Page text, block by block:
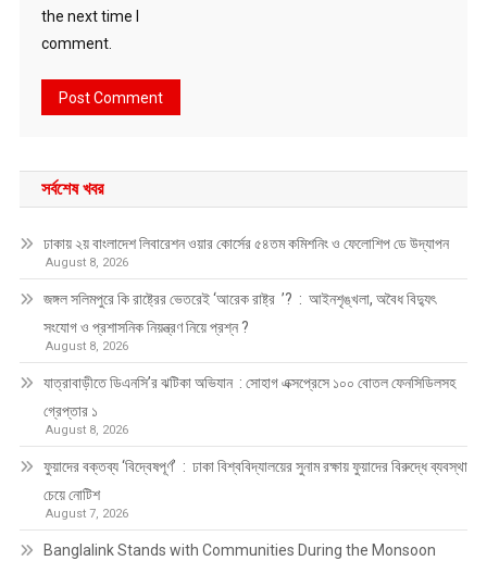
the next time I
comment.
সর্বশেষ খবর
ঢাকায় ২য় বাংলাদেশ লিবারেশন ওয়ার কোর্সের ৫৪তম কমিশনিং ও ফেলোশিপ ডে উদ্‌যাপন
August 8, 2026
জঙ্গল সলিমপুরে কি রাষ্ট্রের ভেতরেই ‘আরেক রাষ্ট্র ’? : আইনশৃঙ্খলা, অবৈধ বিদ্যুৎ
সংযোগ ও প্রশাসনিক নিয়ন্ত্রণ নিয়ে প্রশ্ন ?
August 8, 2026
যাত্রাবাড়ীতে ডিএনসি’র ঝটিকা অভিযান : সোহাগ এক্সপ্রেসে ১০০ বোতল ফেনসিডিলসহ
গ্রেপ্তার ১
August 8, 2026
ফুয়াদের বক্তব্য ‘বিদ্বেষপূর্ণ’ : ঢাকা বিশ্ববিদ্যালয়ের সুনাম রক্ষায় ফুয়াদের বিরুদ্ধে ব্যবস্থা
চেয়ে নোটিশ
August 7, 2026
Banglalink Stands with Communities During the Monsoon